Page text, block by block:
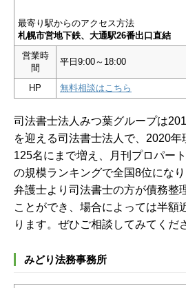
最寄り駅からのアクセス方法
札幌市営地下鉄、大通駅26番出口直結
営業時
間
平日9:00～18:00
HP 無料相談はこちら
司法書士法人みつ葉グループは
を迎える司法書士法人で、2020年
125名にまで増え、月刊プロパー
の規模ランキングで全国8位になり
弁護士より司法書士の方が債務整
ことができ、場合によっては半額
ります。ぜひご相談してみてくだ
みどり法務事務所